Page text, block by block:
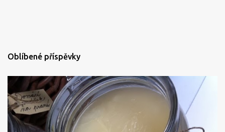
Oblíbené příspěvky